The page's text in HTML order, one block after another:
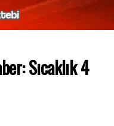
Sıcaklık 4